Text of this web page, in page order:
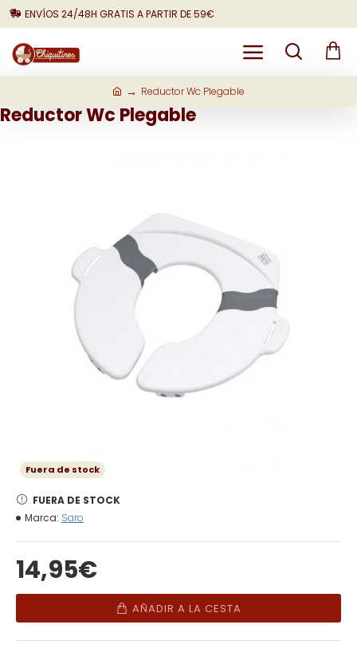
ENVÍOS 24/48H GRATIS A PARTIR DE 59€
Reductor Wc Plegable
Reductor Wc Plegable
Fuera de stock
14,95€
FUERA DE STOCK
Marca: Saro
AÑADIR A LA CESTA